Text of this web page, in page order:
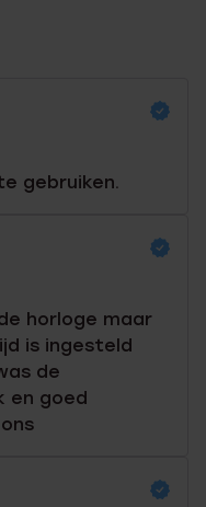
gebruiken.
horloge maar
is ingesteld
de
en goed